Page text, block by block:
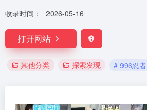
收录时间： 2026-05-16
打开网站
其他分类 探索发现 # 996忍者